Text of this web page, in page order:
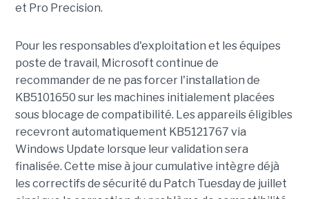
et Pro Precision.
Pour les responsables d'exploitation et les équipes
poste de travail, Microsoft continue de
recommander de ne pas forcer l'installation de
KB5101650 sur les machines initialement placées
sous blocage de compatibilité. Les appareils éligibles
recevront automatiquement KB5121767 via
Windows Update lorsque leur validation sera
finalisée. Cette mise à jour cumulative intègre déjà
les correctifs de sécurité du Patch Tuesday de juillet